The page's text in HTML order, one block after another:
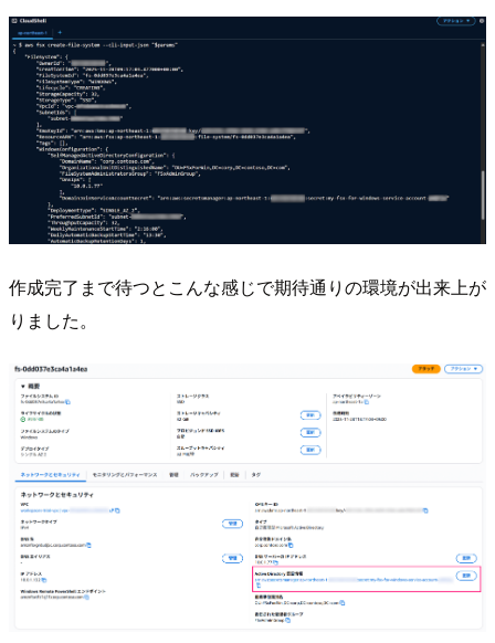
作成完了まで待つとこんな感じで期待通りの環境が出来上が
りました。